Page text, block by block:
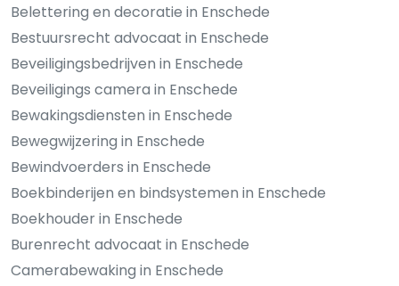
Belettering en decoratie in Enschede
Bestuursrecht advocaat in Enschede
Beveiligingsbedrijven in Enschede
Beveiligings camera in Enschede
Bewakingsdiensten in Enschede
Bewegwijzering in Enschede
Bewindvoerders in Enschede
Boekbinderijen en bindsystemen in Enschede
Boekhouder in Enschede
Burenrecht advocaat in Enschede
Camerabewaking in Enschede